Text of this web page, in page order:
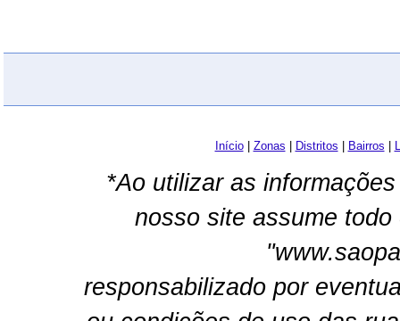
Início| Zonas Distritos Bairros
*Ao utilizar as
nosso site assume
responsabilizado por